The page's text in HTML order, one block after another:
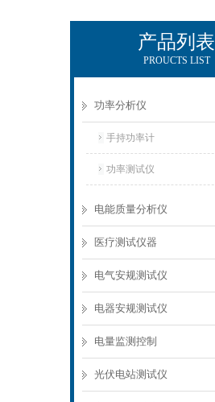
产品列表
PROUCTS LIST
功率分析仪
手持功率计
功率测试仪
电能质量分析仪
医疗测试仪器
电气安规测试仪
电器安规测试仪
电量监测控制
光伏电站测试仪